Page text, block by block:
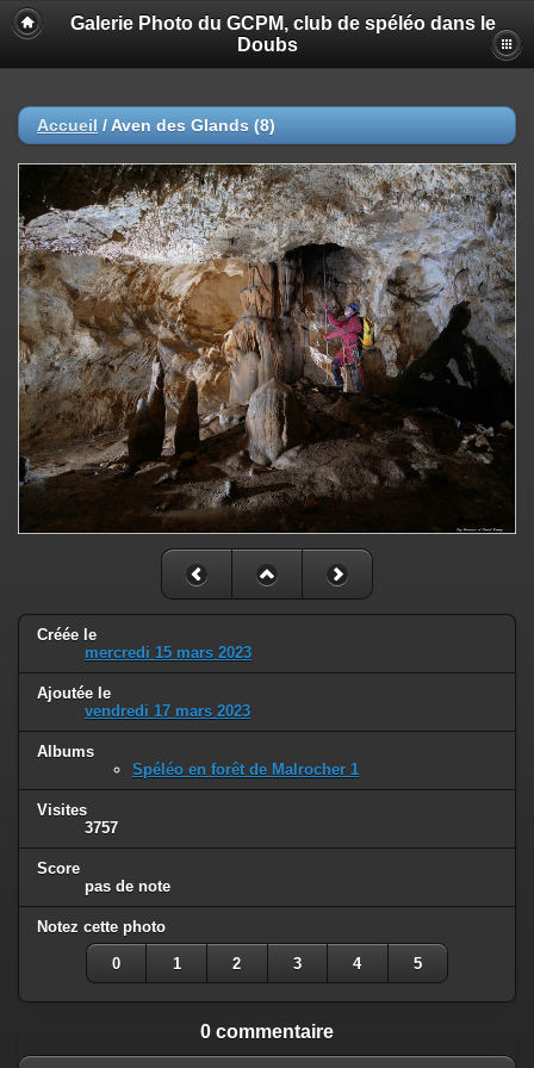
Galerie Photo du GCPM, club de spéléo dans le
Doubs
Accueil / Aven des Glands (8)
Créée le
mercredi 15 mars 2023
Ajoutée le
vendredi 17 mars 2023
Albums
Spéléo en forêt de Malrocher 1
Visites
3757
Score
pas de note
Notez cette photo
0 1 2 3 4 5
0 commentaire